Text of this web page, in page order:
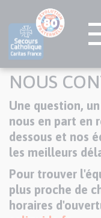
Aller
principal
NOUS
Texte
Une question,
nous en part en
dessous et nos
les meilleurs
Pour trouver
plus proche de
horaires